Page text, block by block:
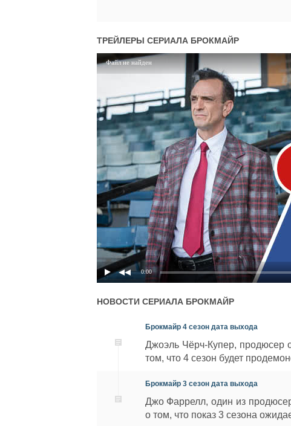
ТРЕЙЛЕРЫ СЕРИАЛА БРОКМАЙР
Файл не найден
0:00
НОВОСТИ СЕРИАЛА БРОКМАЙР
Брокмайр 4 сезон дата выхода
Джоэль Чёрч-Купер, продюсер
том, что 4 сезон будет
Брокмайр 3 сезон дата выхода
Джо Фаррелл, один из
о том, что показ 3 сезона